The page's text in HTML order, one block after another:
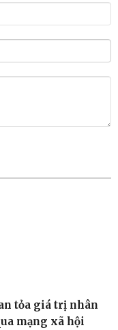
tỏa giá trị nhân
mạng xã hội